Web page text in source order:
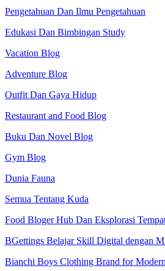
Pengetahuan Dan Ilmu Pengetahuan
Edukasi Dan Bimbingan Study
Vacation Blog
Adventure Blog
Outfit Dan Gaya Hidup
Restaurant and Food Blog
Buku Dan Novel Blog
Gym Blog
Dunia Fauna
Semua Tentang Kuda
Food Bloger Hub Dan Eksplorasi
BGettings Belajar Skill Digital dengan
Bianchi Boys Clothing Brand for